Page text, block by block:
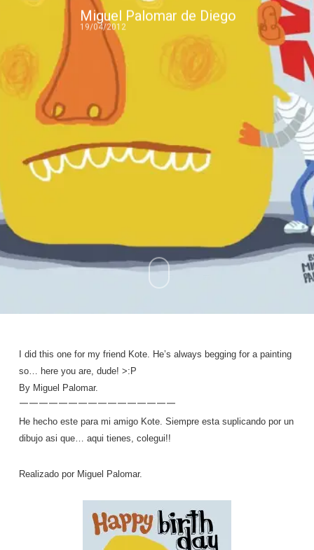
Miguel Palomar de Diego
19/04/2012
I did this one for my friend Kote. He’s always begging for a painting
so… here you are, dude! >:P
By Miguel Palomar.
————————————————
He hecho este para mi amigo Kote. Siempre esta suplicando por un
dibujo asi que… aqui tienes, colegui!!
Realizado por Miguel Palomar.